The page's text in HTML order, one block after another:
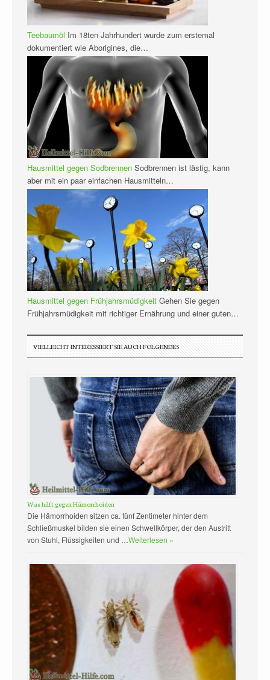
Teebaumöl Im 18ten Jahrhundert wurde zum erstemal
dokumentiert wie Aborigines, die…
Hausmittel gegen Sodbrennen Sodbrennen ist lästig, kann
aber mit ein paar einfachen Hausmitteln…
Hausmittel gegen Frühjahrsmüdigkeit Gehen Sie gegen
Frühjahrsmüdigkeit mit richtiger Ernährung und einer guten…
VIELLEICHT INTERESSIERT SIE AUCH FOLGENDES
Was hilft gegen Hämorrhoiden
Die Hämorrhoiden sitzen ca. fünf Zentimeter hinter dem
Schließmuskel bilden sie einen Schwellkörper, der den Austritt
von Stuhl, Flüssigkeiten und …Weiterlesen »